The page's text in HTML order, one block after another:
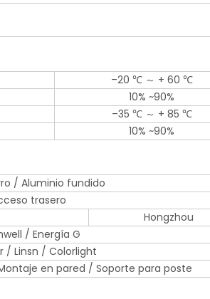
–20 ℃ ～ + 60 ℃
10% ~90%
–35 ℃ ～ + 85 ℃
10% ~90%
/ Aluminio fundido
trasero
Hongzhou
/ Energía G
/ Linsn / Colorlight
en pared / Soporte para poste